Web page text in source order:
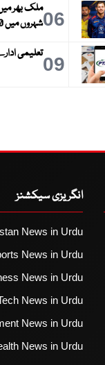
06ملک بھر
شہروں میں 20 کلو تھیلا 100 روپے تک مہنگا
09تعلیمی ادارے 24 اگست تک بند رہیں گے،
انگریزی سیکشنز
News in Urdu
News in Urdu
News in Urdu
News in Urdu
News in Urdu
News in Urdu